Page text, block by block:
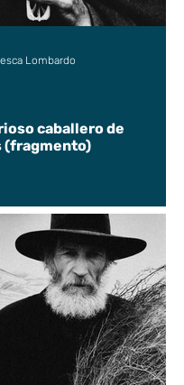
caballero de
(fragmento)
Lombardo